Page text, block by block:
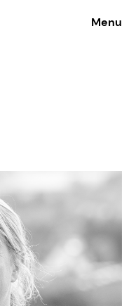
Menu